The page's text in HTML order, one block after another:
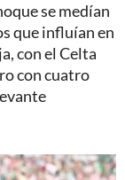
se medían
que influían en
con el Celta
con cuatro